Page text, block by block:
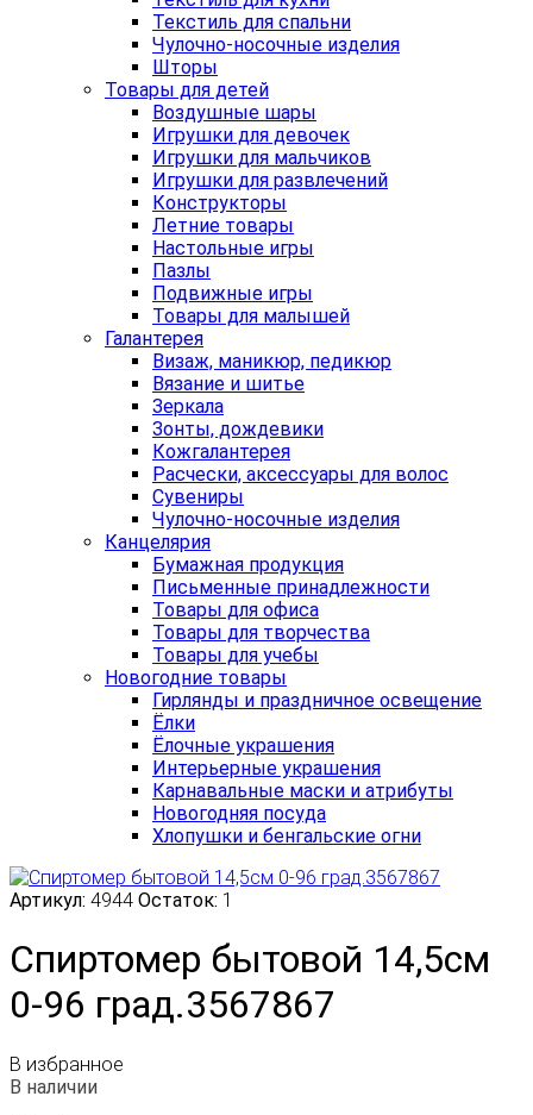
Текстиль для спальни
Чулочно-носочные изделия
Шторы
Товары для детей
Воздушные шары
Игрушки для девочек
Игрушки для мальчиков
Игрушки для развлечений
Конструкторы
Летние товары
Настольные игры
Пазлы
Подвижные игры
Товары для малышей
Галантерея
Визаж, маникюр, педикюр
Вязание и шитье
Зеркала
Зонты, дождевики
Кожгалантерея
Расчески, аксессуары для волос
Сувениры
Чулочно-носочные изделия
Канцелярия
Бумажная продукция
Письменные принадлежности
Товары для офиса
Товары для творчества
Товары для учебы
Новогодние товары
Гирлянды и праздничное освещение
Ёлки
Ёлочные украшения
Интерьерные украшения
Карнавальные маски и атрибуты
Новогодняя посуда
Хлопушки и бенгальские огни
Артикул: 4944 Остаток: 1
Спиртомер бытовой 14,5см
0-96 град.3567867
В избранное
В наличии